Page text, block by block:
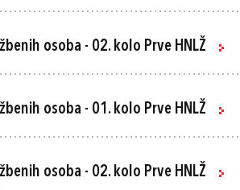
osoba - 02. kolo Prve HNLŽ
osoba - 01. kolo Prve HNLŽ
osoba - 02. kolo Prve HNLŽ